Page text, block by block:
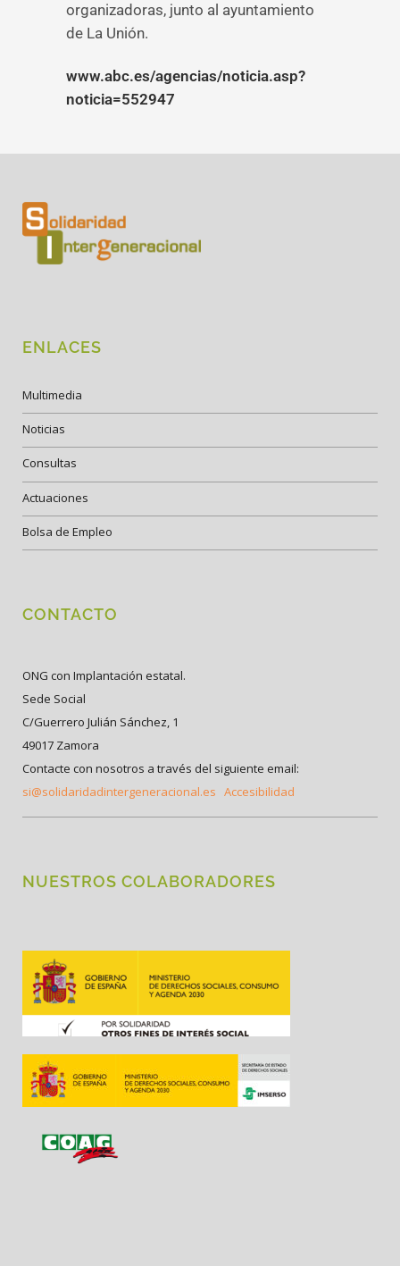
organizadoras, junto al ayuntamiento
de La Unión.
www.abc.es/agencias/noticia.asp?
noticia=552947
ENLACES
Multimedia
Noticias
Consultas
Actuaciones
Bolsa de Empleo
CONTACTO
ONG con Implantación estatal.
Sede Social
C/Guerrero Julián Sánchez, 1
49017 Zamora
Contacte con nosotros a través del siguiente email:
si@solidaridadintergeneracional.es Accesibilidad
NUESTROS COLABORADORES